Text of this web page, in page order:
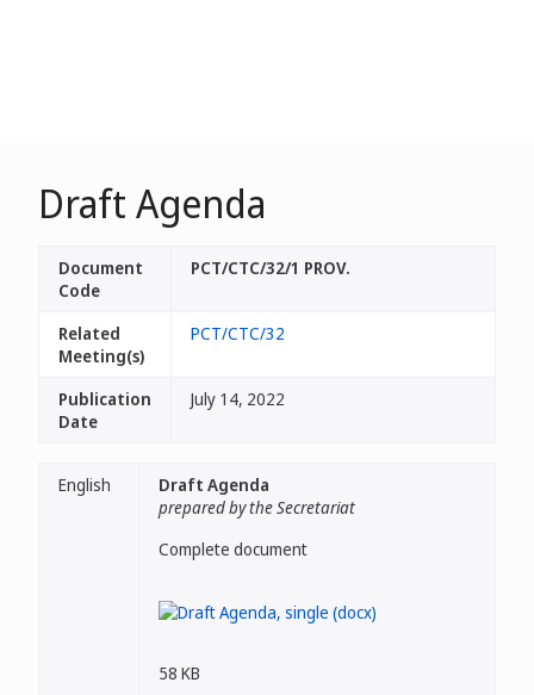
Draft Agenda
Document
Code
PCT/CTC/32/1 PROV.
Related
Meeting(s)
PCT/CTC/32
Publication
Date
July 14, 2022
English
Draft Agenda
prepared by the Secretariat
Complete document
58 KB